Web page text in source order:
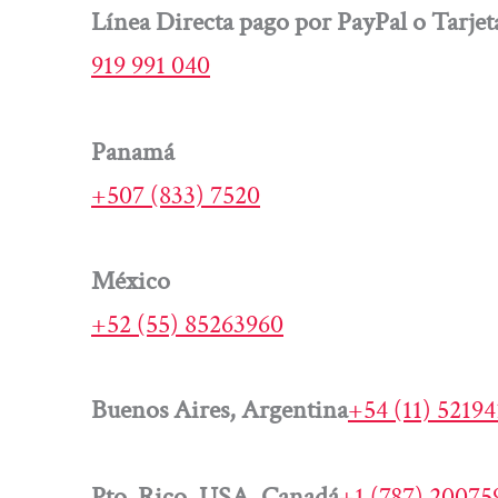
Línea Directa pago por PayPal o
919 991 040
Panamá
+507 (833) 7520
México
+52 (55) 85263960
Buenos Aires, Argentina+54 (11)